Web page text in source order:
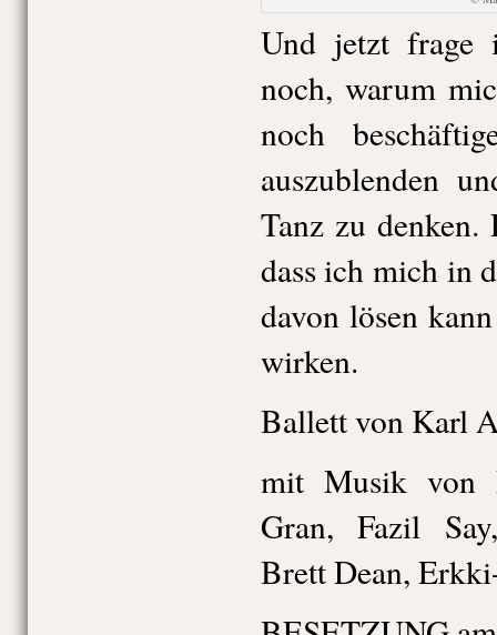
Und jetzt frage
noch, warum
noch
auszublenden
Tanz zu
dass ich mich in
davon lösen
wirken.
Ballett von Karl
mit Musik von
Gran, Fazil
Brett Dean,